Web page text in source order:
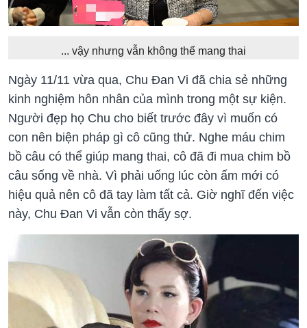
... vậy nhưng vẫn không thể mang thai
Ngày 11/11 vừa qua, Chu Đan Vi đã chia sẻ những
kinh nghiệm hôn nhân của mình trong một sự kiện.
Người đẹp họ Chu cho biết trước đây vì muốn có
con nên biện pháp gì cô cũng thử. Nghe máu chim
bồ câu có thể giúp mang thai, cô đã đi mua chim bồ
câu sống về nhà. Vì phải uống lúc còn ấm mới có
hiệu quả nên cô đã tay làm tất cả. Giờ nghĩ đến việc
này, Chu Đan Vi vẫn còn thấy sợ.